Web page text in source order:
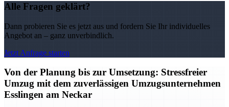
Alle Fragen geklärt?
Dann probieren Sie es jetzt aus und fordern Sie Ihr individuelles
Angebot an – ganz unverbindlich.
Jetzt Anfrage starten
Von der Planung bis zur Umsetzung: Stressfreier
Umzug mit dem zuverlässigen Umzugsunternehmen
Esslingen am Neckar